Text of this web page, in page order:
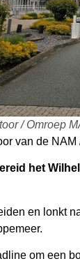
/ Omroep
van de NAM
het
en lonkt
om een